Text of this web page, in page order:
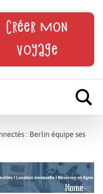
Créer mon
voyage
: Berlin équipe ses